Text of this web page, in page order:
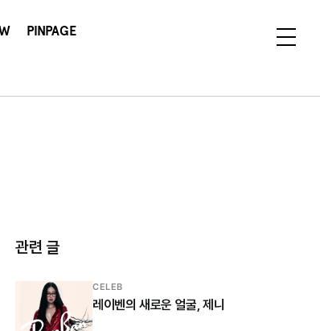
PINPAGE
관련 글
CELEB
레이벤의 새로운 얼굴, 제니